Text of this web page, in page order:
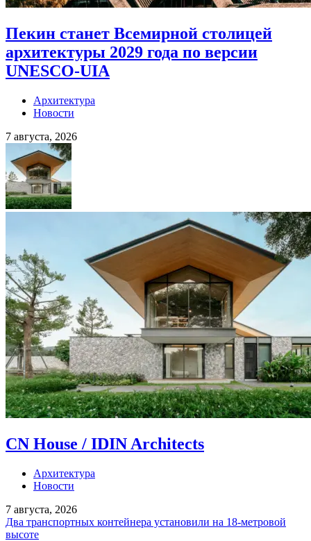
Пекин станет Всемирной столицей
архитектуры 2029 года по версии
UNESCO-UIA
Архитектура
Новости
7 августа, 2026
CN House / IDIN Architects
Архитектура
Новости
7 августа, 2026
Два транспортных контейнера установили на 18-метровой
высоте